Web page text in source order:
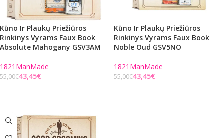
Kūno Ir Plaukų Priežiūros
Rinkinys Vyrams Faux Book
Absolute Mahogany GSV3AM
1821ManMade
55,00€43,45€
Kūno Ir Plaukų Priežiūros
Rinkinys Vyrams Faux Book
Noble Oud GSV5NO
1821ManMade
55,00€43,45€